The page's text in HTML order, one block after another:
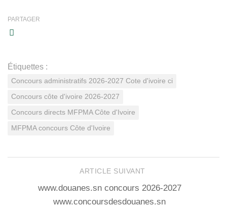
PARTAGER
Étiquettes :
Concours administratifs 2026-2027 Cote d'ivoire ci
Concours côte d'ivoire 2026-2027
Concours directs MFPMA Côte d'Ivoire
MFPMA concours Côte d'Ivoire
ARTICLE SUIVANT
www.douanes.sn concours 2026-2027
www.concoursdesdouanes.sn